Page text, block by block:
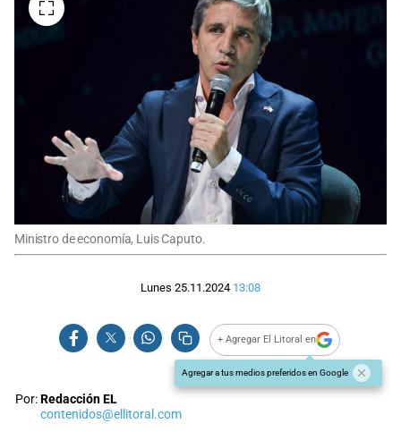
Ministro de economía, Luis Caputo.
Lunes 25.11.2024 13:08
+ Agregar El Litoral en
Agregar a tus medios preferidos en Google
Por:Redacción EL
contenidos@ellitoral.com